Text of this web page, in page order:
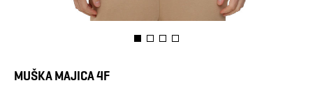
MUŠKA MAJICA 4F